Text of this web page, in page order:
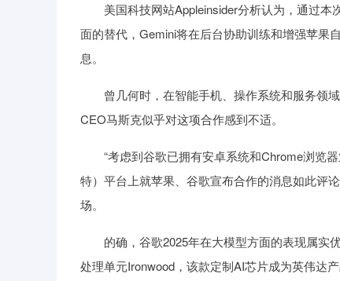
美国科技网站Appleinsider分析认为，通过本
面的替代，Gemini将在后台协助训练和增强苹果
息。
曾几何时，在智能手机、操作系统和服务领域
CEO马斯克似乎对这项合作感到不适。
“考虑到谷歌已拥有安卓系统和Chrome浏览器
特）平台上就苹果、谷歌宣布合作的消息如此评
场。
的确，谷歌2025年在大模型方面的表现属实
处理单元Ironwood，该款定制AI芯片成为英伟达